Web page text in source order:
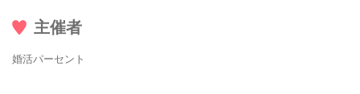
主催者
婚活パーセント